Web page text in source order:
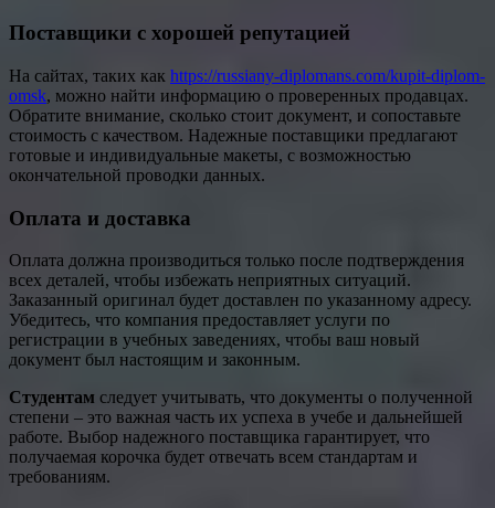
Поставщики с хорошей репутацией
На сайтах, таких как https://russiany-diplomans.com/kupit-diplom-
omsk, можно найти информацию о проверенных продавцах.
Обратите внимание, сколько стоит документ, и сопоставьте
стоимость с качеством. Надежные поставщики предлагают
готовые и индивидуальные макеты, с возможностью
окончательной проводки данных.
Оплата и доставка
Оплата должна производиться только после подтверждения
всех деталей, чтобы избежать неприятных ситуаций.
Заказанный оригинал будет доставлен по указанному адресу.
Убедитесь, что компания предоставляет услуги по
регистрации в учебных заведениях, чтобы ваш новый
документ был настоящим и законным.
Студентам следует учитывать, что документы о полученной
степени – это важная часть их успеха в учебе и дальнейшей
работе. Выбор надежного поставщика гарантирует, что
получаемая корочка будет отвечать всем стандартам и
требованиям.